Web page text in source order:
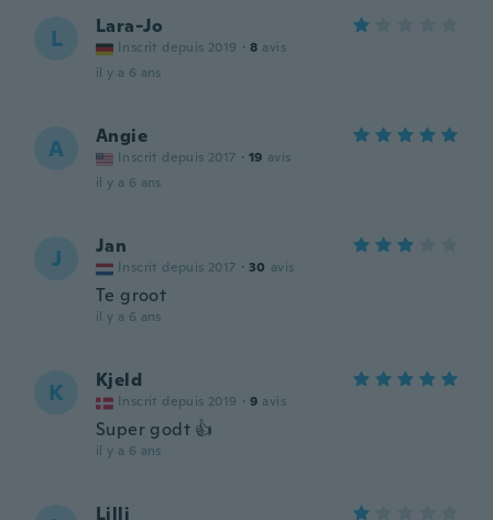
L Lara-Jo
Inscrit depuis 2019 · 8 avis
il y a 6 ans
A Angie
Inscrit depuis 2017 · 19 avis
il y a 6 ans
J Jan
Inscrit depuis 2017 · 30 avis
Te groot
il y a 6 ans
K Kjeld
Inscrit depuis 2019 · 9 avis
Super godt 👍
il y a 6 ans
Lilli